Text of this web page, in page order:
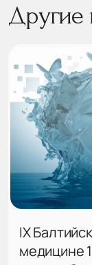
Другие
IX
медицине